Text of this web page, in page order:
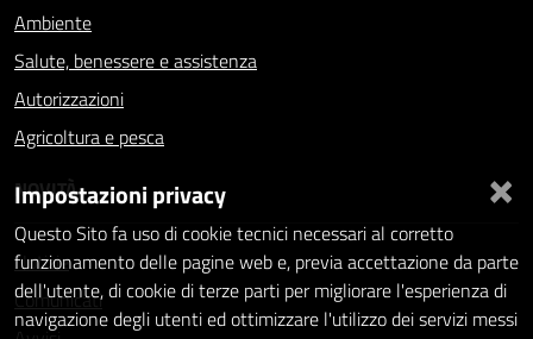
Ambiente
Salute, benessere e assistenza
Autorizzazioni
Agricoltura e pesca
NOVITÀ
Notizie
Comunicati
×
Impostazioni privacy
Questo Sito fa uso di cookie tecnici necessari al corretto
funzionamento delle pagine web e, previa accettazione da parte
dell'utente, di cookie di terze parti per migliorare l'esperienza di
navigazione degli utenti ed ottimizzare l'utilizzo dei servizi messi